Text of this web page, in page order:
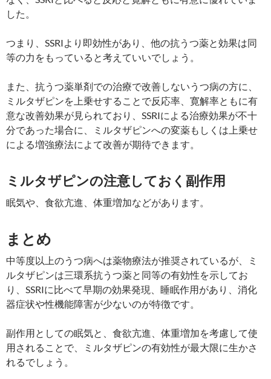
した。
つまり、SSRIより即効性があり、他の抗うつ薬と効果は同
等の力をもっていると考えていいでしょう。
また、抗うつ薬単剤での治療で改善しないうつ病の方に、
ミルタザピンを上乗せすることで反応率、寛解率ともに有
意な改善効果が見られており、SSRIによる治療効果が不十
分であった場合に、ミルタザピンへの変薬もしくは上乗せ
による増強療法によて改善が期待できます。
ミルタザピンの注意しておく副作用
眠気や、食欲亢進、体重増加などがあります。
まとめ
中等度以上のうつ病へは薬物療法が推奨されているが、ミ
ルタザピンは三環系抗うつ薬と同等の有効性を示してお
り、SSRIに比べて早期の効果発現、睡眠作用があり、消化
器症状や性機能障害が少ないのが特徴です。
副作用としての眠気と、食欲亢進、体重増加を考慮して使
用されることで、ミルタザピンの有効性が最大限に生かさ
れるでしょう。